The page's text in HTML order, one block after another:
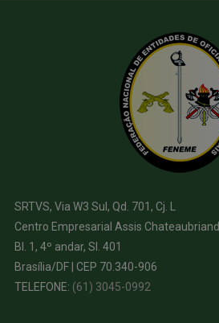
SRTVS, Via W3 Sul, Qd. 701, Cj. L
Centro Empresarial Assis Chateaubriand
Bl. 1, 4º andar, Sl. 401
Brasília/DF | CEP 70.340-906
TELEFONE: (61) 3045-0992